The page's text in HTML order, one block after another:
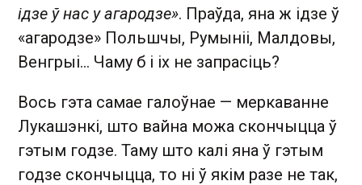
ідзе ў нас у агародзе». Праўда, яна ж ідзе ў
«агародзе» Польшчы, Румыніі, Малдовы,
Венгрыі… Чаму б і іх не запрасіць?
Вось гэта самае галоўнае — меркаванне
Лукашэнкі, што вайна можа скончыцца ў
гэтым годзе. Таму што калі яна ў гэтым
годзе скончыцца, то ні ў якім разе не так,